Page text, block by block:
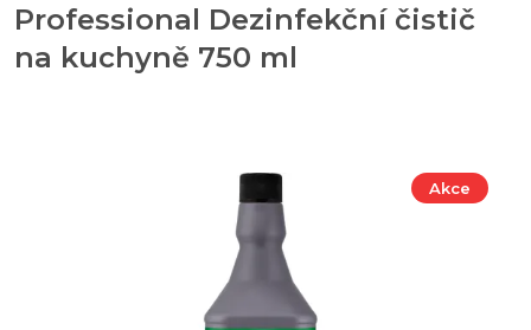
Professional Dezinfekční čistič
na kuchyně 750 ml
Akce